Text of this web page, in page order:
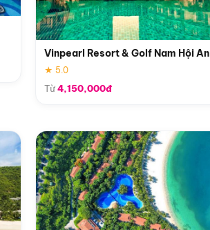
Vinpearl Resort & Golf Nam Hội An
★ 5.0
Từ4,150,000đ